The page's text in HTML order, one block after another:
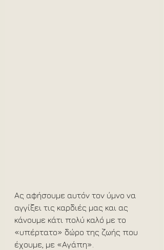
Ας αφήσουμε αυτόν τον ύμνο να
αγγίξει τις καρδιές μας και ας
κάνουμε κάτι πολύ καλό με το
«υπέρτατο» δώρο της ζωής που
έχουμε, με «Αγάπη».